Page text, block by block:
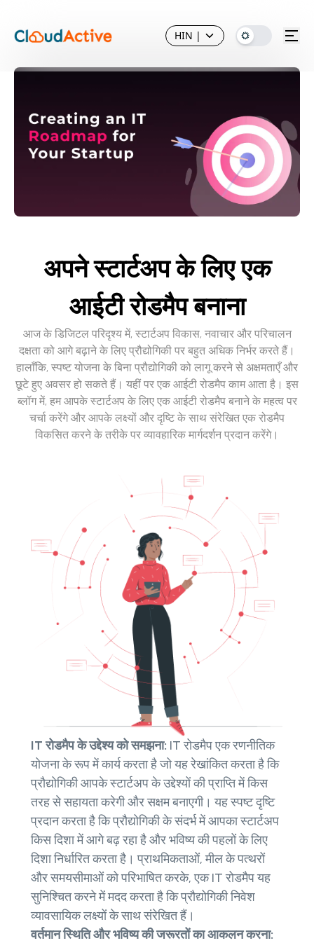
HIN |
अपने स्टार्टअप के लिए एक
आईटी रोडमैप बनाना
आज के डिजिटल परिदृश्य में, स्टार्टअप विकास, नवाचार और परिचालन
दक्षता को आगे बढ़ाने के लिए प्रौद्योगिकी पर बहुत अधिक निर्भर करते हैं।
हालाँकि, स्पष्ट योजना के बिना प्रौद्योगिकी को लागू करने से अक्षमताएँ और
छूटे हुए अवसर हो सकते हैं। यहीं पर एक आईटी रोडमैप काम आता है। इस
ब्लॉग में, हम आपके स्टार्टअप के लिए एक आईटी रोडमैप बनाने के महत्व पर
चर्चा करेंगे और आपके लक्ष्यों और दृष्टि के साथ संरेखित एक रोडमैप
विकसित करने के तरीके पर व्यावहारिक मार्गदर्शन प्रदान करेंगे।
IT रोडमैप के उद्देश्य को समझना: IT रोडमैप एक रणनीतिक
योजना के रूप में कार्य करता है जो यह रेखांकित करता है कि
प्रौद्योगिकी आपके स्टार्टअप के उद्देश्यों की प्राप्ति में किस
तरह से सहायता करेगी और सक्षम बनाएगी। यह स्पष्ट दृष्टि
प्रदान करता है कि प्रौद्योगिकी के संदर्भ में आपका स्टार्टअप
किस दिशा में आगे बढ़ रहा है और भविष्य की पहलों के लिए
दिशा निर्धारित करता है। प्राथमिकताओं, मील के पत्थरों
और समयसीमाओं को परिभाषित करके, एक IT रोडमैप यह
सुनिश्चित करने में मदद करता है कि प्रौद्योगिकी निवेश
व्यावसायिक लक्ष्यों के साथ संरेखित हैं।
वर्तमान स्थिति और भविष्य की जरूरतों का आकलन करना: